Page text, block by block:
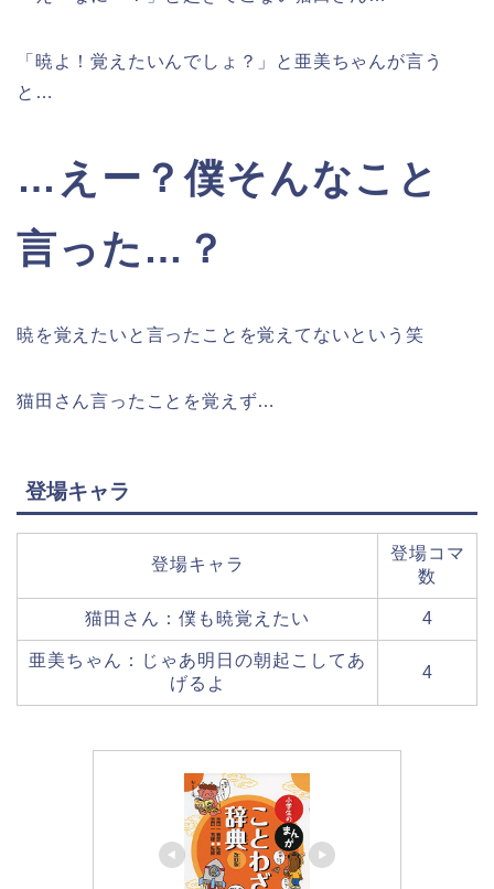
「暁よ！覚えたいんでしょ？」と亜美ちゃんが言う
と…
…えー？僕そんなこと
言った…？
暁を覚えたいと言ったことを覚えてないという笑
猫田さん言ったことを覚えず…
登場キャラ
登場キャラ
登場コマ
数
猫田さん：僕も暁覚えたい 4
亜美ちゃん：じゃあ明日の朝起こしてあ
げるよ
4